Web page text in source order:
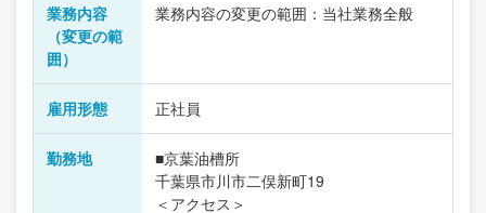
業務内容
（変更の範
囲）
業務内容の変更の範囲：当社業務全般
雇用形態 正社員
勤務地
■京葉油槽所
千葉県市川市二俣新町19
＜アクセス＞